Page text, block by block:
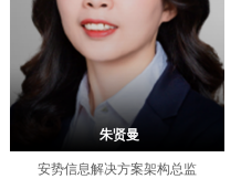
朱贤曼
安势信息解决方案架构总监